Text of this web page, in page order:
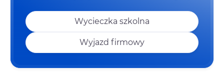
Wycieczka szkolna
Wyjazd firmowy